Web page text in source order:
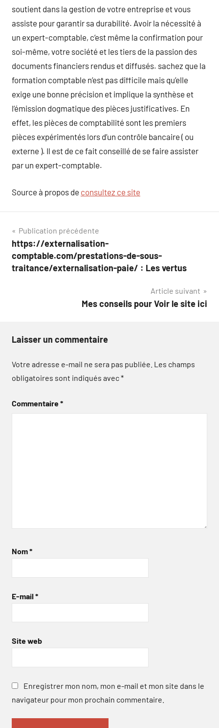
soutient dans la gestion de votre entreprise et vous
assiste pour garantir sa durabilité. Avoir la nécessité à
un expert-comptable, c’est même la confirmation pour
soi-même, votre société et les tiers de la passion des
documents financiers rendus et diffusés. sachez que la
formation comptable n’est pas difficile mais qu’elle
exige une bonne précision et implique la synthèse et
l’émission dogmatique des pièces justificatives. En
effet, les pièces de comptabilité sont les premiers
pièces expérimentés lors d’un contrôle bancaire ( ou
externe ). Il est de ce fait conseillé de se faire assister
par un expert-comptable.
Source à propos de consultez ce site
Navigation
de
l’article
Publication précédente
https://externalisation-
comptable.com/prestations-de-sous-
traitance/externalisation-paie/ : Les vertus
Article suivant
Mes conseils pour Voir le site ici
Laisser un commentaire
Votre adresse e-mail ne sera pas publiée. Les champs
obligatoires sont indiqués avec*
Commentaire*
Nom*
E-mail *
Site web
Enregistrer mon nom, mon e-mail et mon site dans le
navigateur pour mon prochain commentaire.